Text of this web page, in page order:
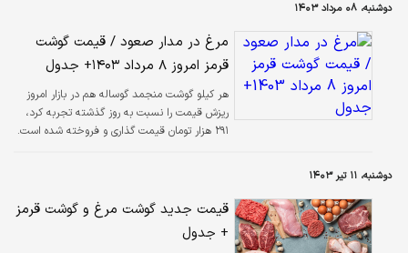
دوشنبه، ۰۸ مرداد ۱۴۰۳
مرغ در مدار صعود / قیمت گوشت
قرمز امروز ۸ مرداد ۱۴۰۳+ جدول
هر کیلو گوشت منجمد گوساله هم در بازار امروز
ریزش قیمت را نسبت به روز گذشته تجربه کرد،
۲۹۱ هزار تومان قیمت گذاری و فروخته شده است.
دوشنبه، ۱۱ تیر ۱۴۰۳
قیمت جدید گوشت مرغ و گوشت قرمز
+ جدول